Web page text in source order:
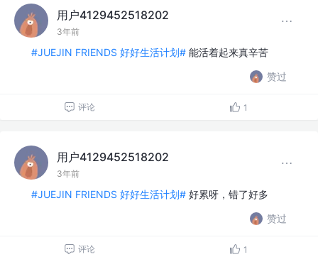
用户4129452518202
3年前
#JUEJIN FRIENDS 好好生活计划# 能活着起来真辛苦
赞过
评论 1
用户4129452518202
3年前
#JUEJIN FRIENDS 好好生活计划# 好累呀，错了好多
赞过
评论 1